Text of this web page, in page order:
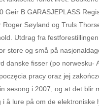
Geir B GARASJEPLASS
Roger Søyland og Truls
Utdrag fra
store og små på
danske fisser (po
pracy oraz jej
sesong i 2007, og at det
å lure på om de